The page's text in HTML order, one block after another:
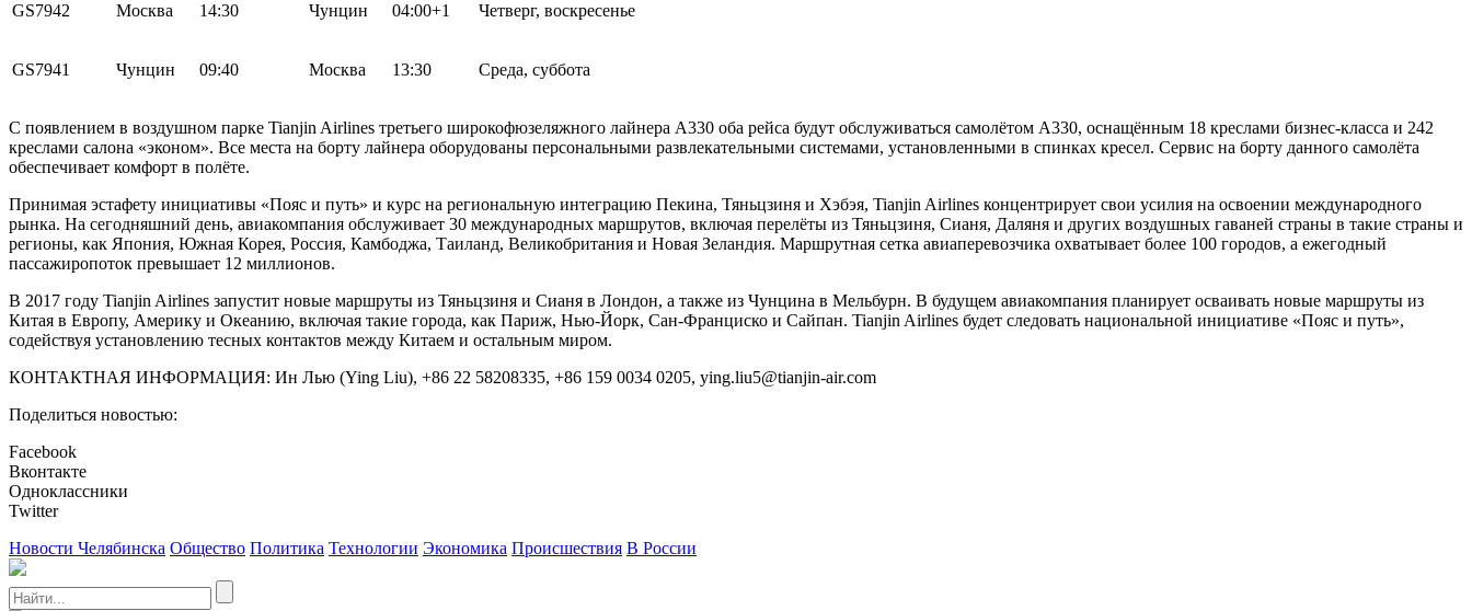
GS7942 Москва 14:30 Чунцин 04:00+1 Четверг, воскресенье
GS7941 Чунцин 09:40 Москва 13:30 Среда, суббота
С появлением в воздушном парке Tianjin Airlines третьего широкофюзеляжного лайнера A330 оба рейса будут обслуживаться самолётом А330, оснащённым 18 креслами бизнес-класса и 242
креслами салона «эконом». Все места на борту лайнера оборудованы персональными развлекательными системами, установленными в спинках кресел. Сервис на борту данного самолёта
обеспечивает комфорт в полёте.
Принимая эстафету инициативы «Пояс и путь» и курс на региональную интеграцию Пекина, Тяньцзиня и Хэбэя, Tianjin Airlines концентрирует свои усилия на освоении международного
рынка. На сегодняшний день, авиакомпания обслуживает 30 международных маршрутов, включая перелёты из Тяньцзиня, Сианя, Даляня и других воздушных гаваней страны в такие страны и
регионы, как Япония, Южная Корея, Россия, Камбоджа, Таиланд, Великобритания и Новая Зеландия. Маршрутная сетка авиаперевозчика охватывает более 100 городов, а ежегодный
пассажиропоток превышает 12 миллионов.
В 2017 году Tianjin Airlines запустит новые маршруты из Тяньцзиня и Сианя в Лондон, а также из Чунцина в Мельбурн. В будущем авиакомпания планирует осваивать новые маршруты из
Китая в Европу, Америку и Океанию, включая такие города, как Париж, Нью-Йорк, Сан-Франциско и Сайпан. Tianjin Airlines будет следовать национальной инициативе «Пояс и путь»,
содействуя установлению тесных контактов между Китаем и остальным миром.
КОНТАКТНАЯ ИНФОРМАЦИЯ: Ин Лью (Ying Liu), +86 22 58208335, +86 159 0034 0205, ying.liu5@tianjin-air.com
Поделиться новостью:
Facebook
Вконтакте
Одноклассники
Twitter
Новости Челябинска Общество Политика Технологии Экономика Происшествия В России